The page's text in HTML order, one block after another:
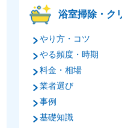
浴室掃除・ク
やり方・コツ
やる頻度・時期
料金・相場
業者選び
事例
基礎知識